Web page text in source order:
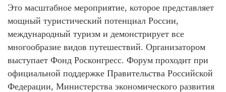
Это масштабное мероприятие, которое представляет
мощный туристический потенциал России,
международный туризм и демонстрирует все
многообразие видов путешествий. Организатором
выступает Фонд Росконгресс. Форум проходит при
официальной поддержке Правительства Российской
Федерации, Министерства экономического развития